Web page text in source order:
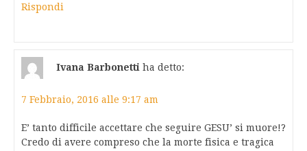
Rispondi
Ivana Barbonetti ha detto:
7 Febbraio, 2016 alle 9:17 am
E’ tanto difficile accettare che seguire GESU’ si muore!?
Credo di avere compreso che la morte fisica e tragica